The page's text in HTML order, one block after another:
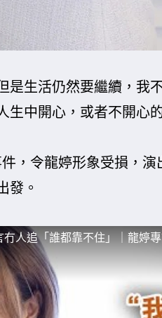
是生活仍然要繼續，我
生中開心，或者不開心
，令龍婷形象受損，
發。
冇人追「誰都靠不住」｜龍婷